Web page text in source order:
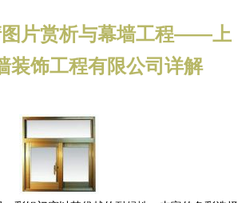
图片赏析与幕墙工程——上
装饰工程有限公司详解